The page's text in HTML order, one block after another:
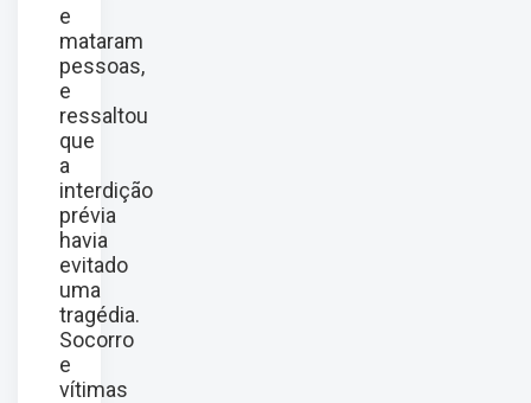
e
mataram
pessoas,
e
ressaltou
que
a
interdição
prévia
havia
evitado
uma
tragédia.
Socorro
e
vítimas